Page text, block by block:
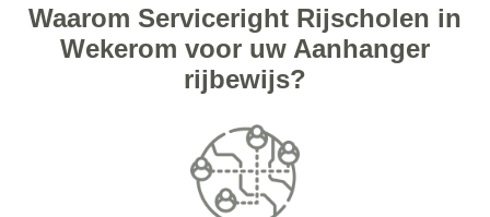
Waarom Serviceright Rijscholen in
Wekerom voor uw Aanhanger
rijbewijs?